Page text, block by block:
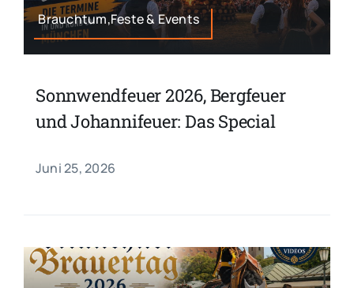
Brauchtum,Feste & Events
Sonnwendfeuer 2026, Bergfeuer
und Johannifeuer: Das Special
Juni 25, 2026